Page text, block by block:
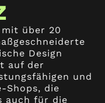
über 20
Design
auf der
und
Shops, die
auch für die